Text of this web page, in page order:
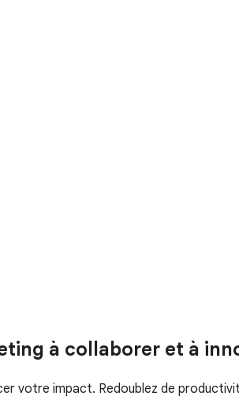
à collaborer et à
votre impact. Redoublez de